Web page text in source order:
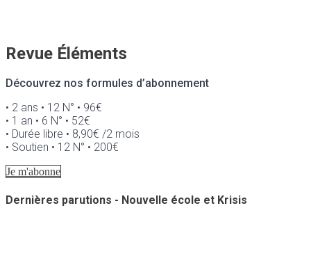
Revue Éléments
Découvrez nos formules d’abonnement
• 2 ans • 12 N° • 96€
• 1 an • 6 N° • 52€
• Durée libre • 8,90€ /2 mois
• Soutien • 12 N° • 200€
Je m'abonne
Dernières parutions - Nouvelle école et Krisis